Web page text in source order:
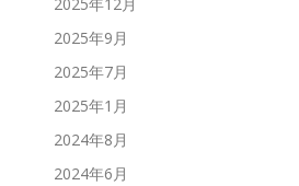
2025年9月
2025年7月
2025年1月
2024年8月
2024年6月